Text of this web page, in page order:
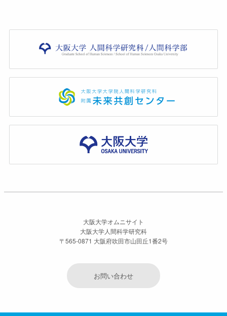
大阪大学オムニサイト
大阪大学人間科学研究科
〒565-0871 大阪府吹田市山田丘1番2号
お問い合わせ